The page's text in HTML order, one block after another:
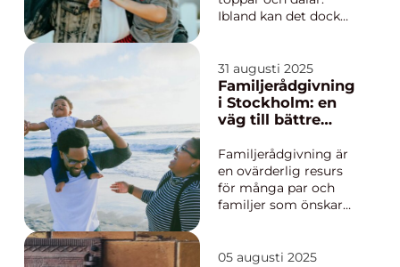
Ibland kan det dock
ögonblicken på egen
hand. I dessa
situationer kan
familjerådgivning i
stor...
31 augusti 2025
Familjerådgivning
i Stockholm: en
väg till bättre
Familjerådgivning är
en ovärderlig resurs
för många par och
familjer som önskar
stärka sina relationer.
05 augusti 2025